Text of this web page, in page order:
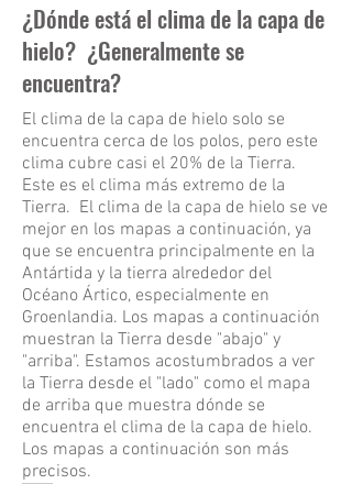
¿Dónde está el clima de la capa de
hielo? ¿Generalmente se
encuentra?
El clima de la capa de hielo solo se
encuentra cerca de los polos, pero este
clima cubre casi el 20% de la Tierra.
Este es el clima más extremo de la
Tierra. El clima de la capa de hielo se ve
mejor en los mapas a continuación, ya
que se encuentra principalmente en la
Antártida y la tierra alrededor del
Océano Ártico, especialmente en
Groenlandia. Los mapas a continuación
muestran la Tierra desde "abajo" y
"arriba". Estamos acostumbrados a ver
la Tierra desde el "lado" como el mapa
de arriba que muestra dónde se
encuentra el clima de la capa de hielo.
Los mapas a continuación son más
precisos.